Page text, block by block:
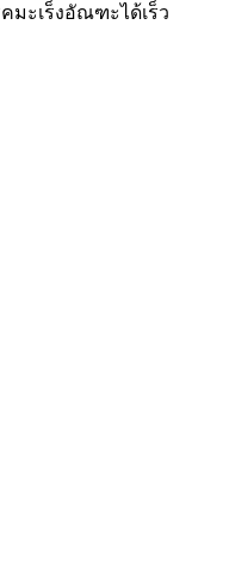
มะเร็งอัณฑะได้เร็ว